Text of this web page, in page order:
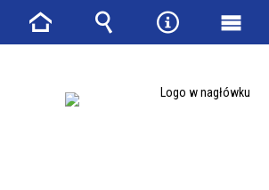
StronaWyszukiwarka
Narzędzia
Menu